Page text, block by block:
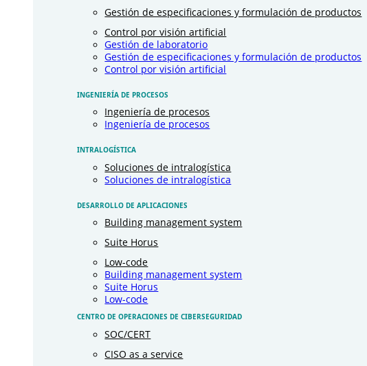
Gestión de especificaciones y formulación de productos
Control por visión artificial
Gestión de laboratorio
Gestión de especificaciones y formulación de productos
Control por visión artificial
INGENIERÍA DE PROCESOS
Ingeniería de procesos
Ingeniería de procesos
INTRALOGÍSTICA
Soluciones de intralogística
Soluciones de intralogística
DESARROLLO DE APLICACIONES
Building management system
Suite Horus
Low-code
Building management system
Suite Horus
Low-code
CENTRO DE OPERACIONES DE CIBERSEGURIDAD
SOC/CERT
CISO as a service